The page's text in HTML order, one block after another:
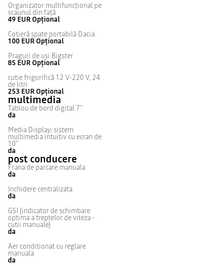
Organizator multifuncţional pe
scaunul din faţă
49 EUROpțional
Cotieră spate portabilă Dacia
100 EUROpțional
Praguri de uşi Bigster
85 EUROpțional
cutie frigorifică 12 V-220 V, 24
de litri
253 EUROpțional
multimedia
Tablou de bord digital 7"
da
Media Display: sistem
multimedia intuitiv cu ecran de
10”
da
post conducere
Frana de parcare manuala
da
Inchidere centralizata
da
GSI (indicator de schimbare
optima a treptelor de viteza -
cutii manuale)
da
Aer conditionat cu reglare
manuala
da